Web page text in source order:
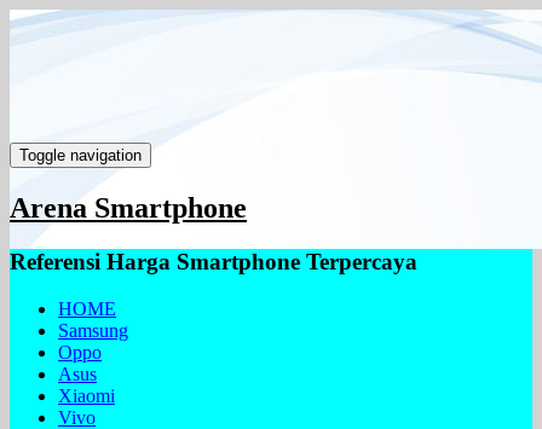
Toggle navigation
Arena Smartphone
Referensi Harga Smartphone Terpercaya
HOME
Samsung
Oppo
Asus
Xiaomi
Vivo